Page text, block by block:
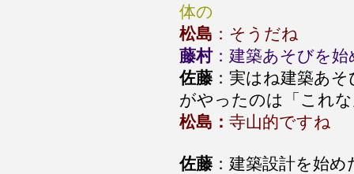
体の
松島 ：そうだね
藤村：建築あそびを
佐藤 ：実はね建築あ
がやったのは「これ
松島： 寺山的ですね
佐藤 ：建築設計を始め